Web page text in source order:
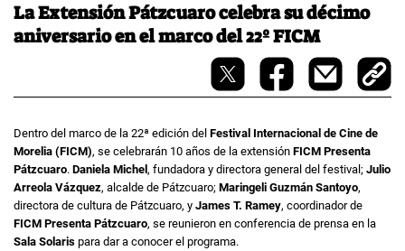
La Extensión Pátzcuaro celebra su décimo
aniversario en el marco del 22º FICM
Dentro del marco de la 22ª edición del Festival Internacional de Cine de
Morelia (FICM), se celebrarán 10 años de la extensión FICM Presenta
Pátzcuaro. Daniela Michel , fundadora y directora general del festival; Julio
Arreola Vázquez, alcalde de Pátzcuaro; Maringeli Guzmán Santoyo,
directora de cultura de Pátzcuaro, y James T. Ramey, coordinador de
FICM Presenta Pátzcuaro, se reunieron en conferencia de prensa en la
Sala Solaris para dar a conocer el programa.